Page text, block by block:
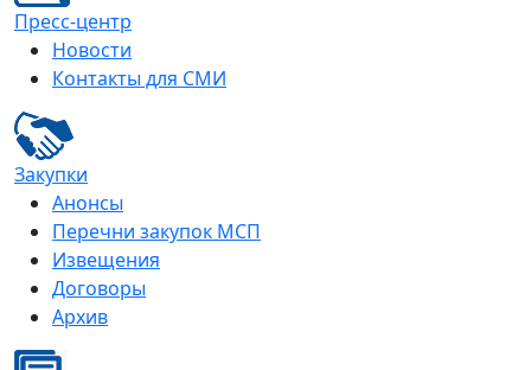
Пресс-центр
Новости
Контакты для СМИ
Закупки
Анонсы
Перечни закупок МСП
Извещения
Договоры
Архив